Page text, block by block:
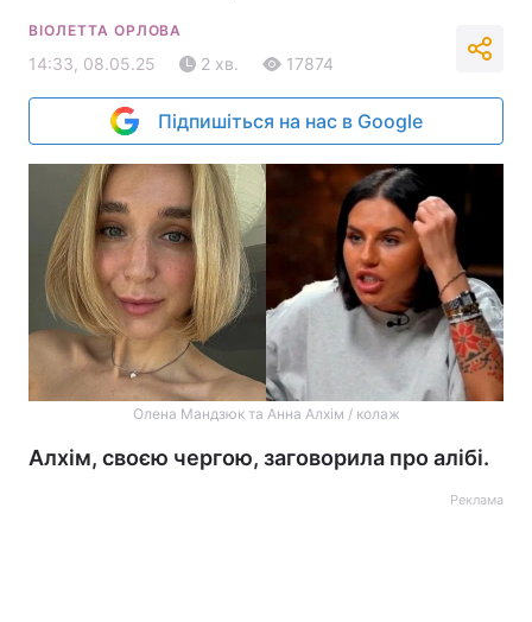
ВІОЛЕТТА ОРЛОВА
14:33, 08.05.25 2 хв. 17874
Підпишіться на нас в Google
Олена Мандзюк та Анна Алхім / колаж
Алхім, своєю чергою, заговорила про алібі.
Реклама